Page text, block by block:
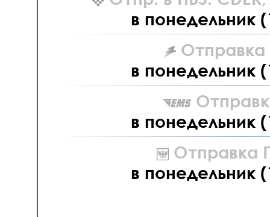
в понедельник
Отправка
в понедельник
в понедельник
Отправка
в понедельник